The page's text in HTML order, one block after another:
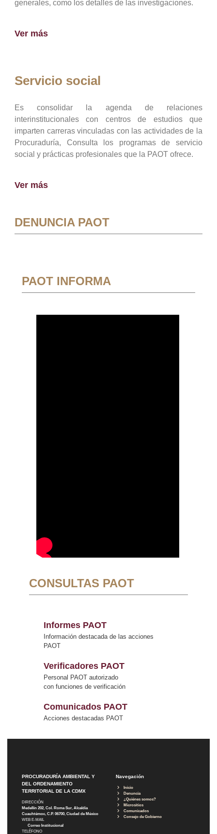
generales, como los detalles de las investigaciones.
Ver más
Servicio social
Es consolidar la agenda de relaciones
interinstitucionales con centros de estudios que
imparten carreras vinculadas con las actividades de la
Procuraduría, Consulta los programas de servicio
social y prácticas profesionales que la PAOT ofrece.
Ver más
DENUNCIA PAOT
PAOT INFORMA
CONSULTAS PAOT
Informes PAOT
Información destacada de las acciones
PAOT
Verificadores PAOT
Personal PAOT autorizado
con funciones de verificación
Comunicados PAOT
Acciones destacadas PAOT
PROCURADURÍA AMBIENTAL Y
DEL ORDENAMIENTO
TERRITORIAL DE LA CDMX
DIRECCIÓN
Medellín 202, Col. Roma Sur, Alcaldía
Cuauhtémoc, C.P. 06700, Ciudad de México
WEB E-MAIL
Correo Institucional
TELÉFONO
Navegación
Inicio
Denuncia
¿Quiénes somos?
Micrositios
Comunicados
Consejo de Gobierno